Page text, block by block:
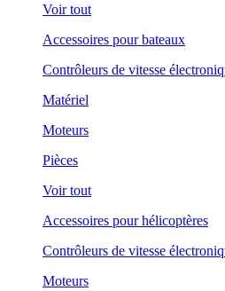
Voir tout
Accessoires pour bateaux
Contrôleurs de vitesse
Matériel
Moteurs
Pièces
Voir tout
Accessoires pour hélicoptères
Contrôleurs de vitesse
Moteurs